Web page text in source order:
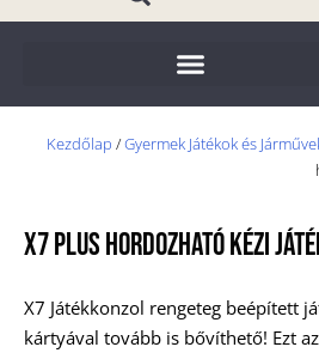
Kezdőlap /Gyermek Játékok és
X7 Plus Hordozható Kézi
X7 Játékkonzol rengeteg beépített
kártyával tovább is bővíthető! Ezt